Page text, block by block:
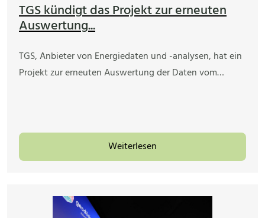
TGS kündigt das Projekt zur erneuten
Auswertung...
TGS, Anbieter von Energiedaten und -analysen, hat ein
Projekt zur erneuten Auswertung der Daten vom…
Weiterlesen